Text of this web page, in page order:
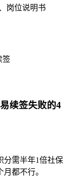
岗位说明书
签
续签失败的4
分需半年1倍社保
都不行。